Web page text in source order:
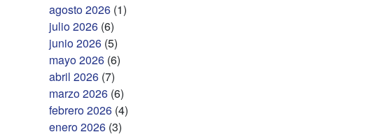
agosto 2026 (1)
julio 2026 (6)
junio 2026 (5)
mayo 2026 (6)
abril 2026 (7)
marzo 2026 (6)
febrero 2026 (4)
enero 2026 (3)